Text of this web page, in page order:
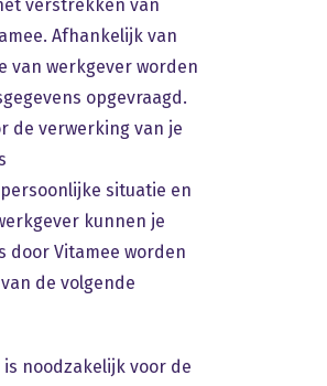
verstrekken van
Afhankelijk van
van werkgever worden
opgevraagd.
de verwerking van je
situatie en
kunnen je
door Vitamee worden
de volgende
noodzakelijk voor de